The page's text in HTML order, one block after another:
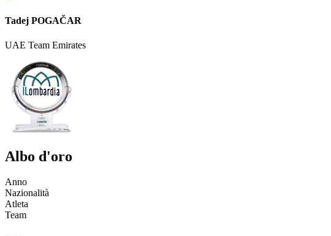
Tadej POGAČAR
UAE Team Emirates
Albo d'oro
Anno
Nazionalità
Atleta
Team